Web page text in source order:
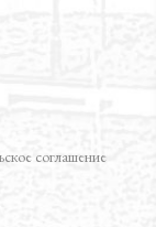
соглашение